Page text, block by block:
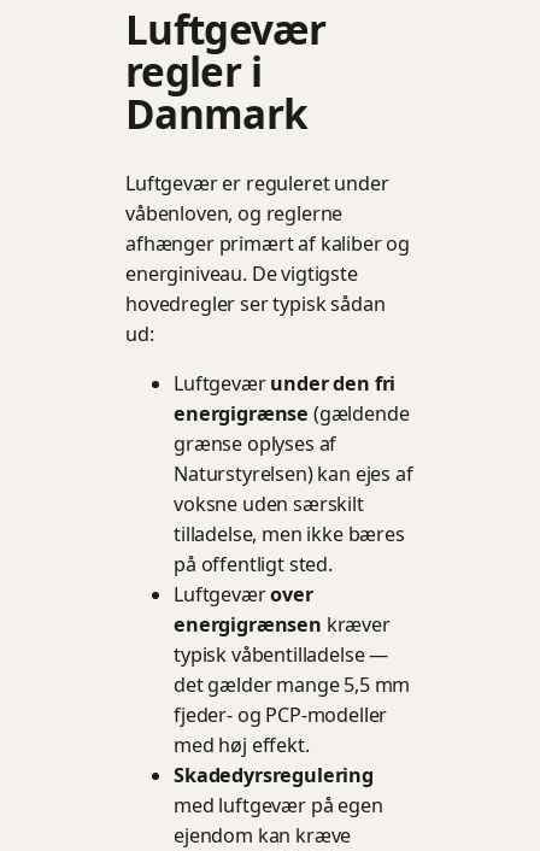
Luftgevær
regler i
Danmark
Luftgevær er reguleret under
våbenloven, og reglerne
afhænger primært af kaliber og
energiniveau. De vigtigste
hovedregler ser typisk sådan
ud:
Luftgeværunder den fri
energigrænse (gældende
grænse oplyses af
Naturstyrelsen) kan ejes af
voksne uden særskilt
tilladelse, men ikke bæres
på offentligt sted.
Luftgeværover
energigrænsen kræver
typisk våbentilladelse —
det gælder mange 5,5 mm
fjeder- og PCP-modeller
med høj effekt.
Skadedyrsregulering
med luftgevær på egen
ejendom kan kræve